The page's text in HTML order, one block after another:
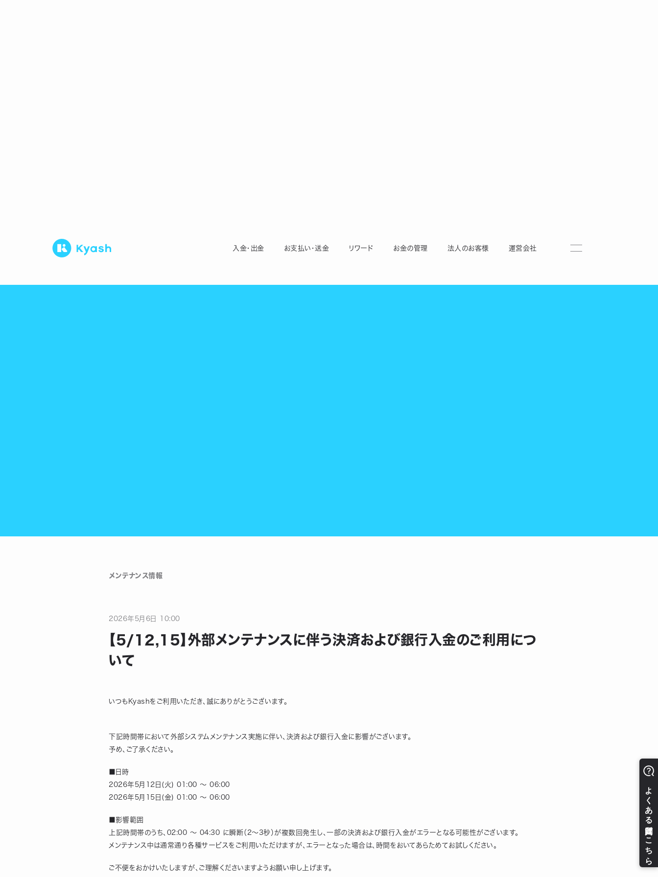
入金・出金 お支払い・送金 リワード お金の管理 法人のお客様 運営会社
メンテナンス情報
2026年 5月 6日 10:00
【5/12,15】外部メンテナンスに伴う決済および銀行入金のご利用につ
いて
いつもKyashをご利用いただき、誠にありがとうございます。
下記時間帯において外部システムメンテナンス実施に伴い、決済および銀行入金に影響がございます。
予め、ご了承ください。
■日時
2026年5月12日(火) 01:00 ～ 06:00
2026年5月15日(金) 01:00 ～ 06:00
■影響範囲
上記時間帯のうち、02:00 ～ 04:30 に瞬断（2～3秒）が複数回発生し、一部の決済および銀行入金がエラーとなる可能性がございます。
メンテナンス中は通常通り各種サービスをご利用いただけますが、エラーとなった場合は、時間をおいてあらためてお試しください。
ご不便をおかけいたしますが、ご理解くださいますようお願い申し上げます。